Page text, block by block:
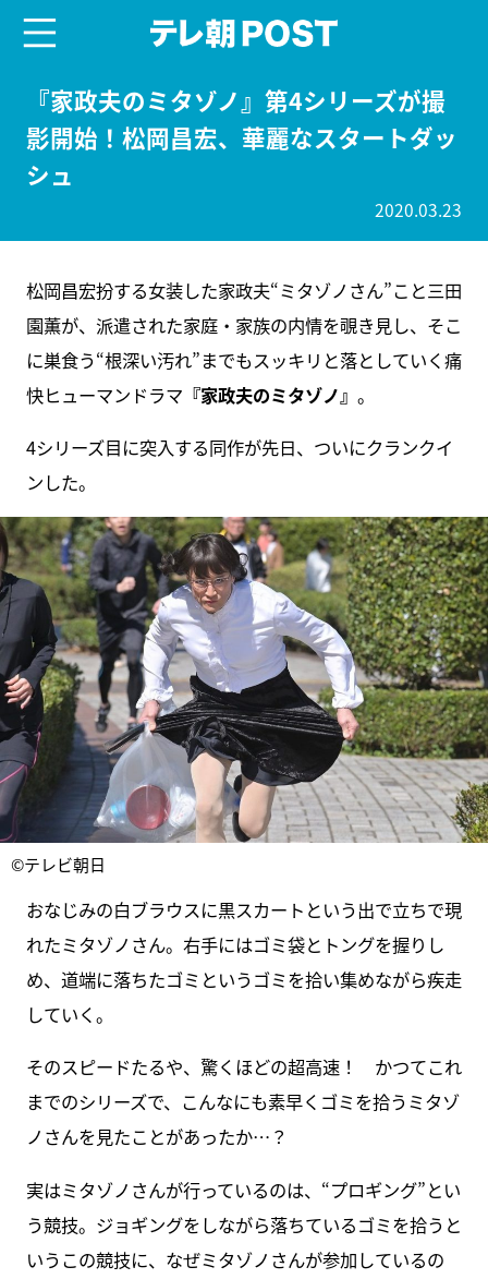
『家政夫のミタゾノ』第4シリーズが撮
影開始！松岡昌宏、華麗なスタートダッ
シュ
2020.03.23
松岡昌宏扮する女装した家政夫“ミタゾノさん”こと三田
園薫が、派遣された家庭・家族の内情を覗き見し、そこ
に巣食う“根深い汚れ”までもスッキリと落としていく痛
快ヒューマンドラマ 『家政夫のミタゾノ』 。
4シリーズ目に突入する同作が先日、ついにクランクイ
ンした。
©テレビ朝日
おなじみの白ブラウスに黒スカートという出で立ちで現
れたミタゾノさん。右手にはゴミ袋とトングを握りし
め、道端に落ちたゴミというゴミを拾い集めながら疾走
していく。
そのスピードたるや、驚くほどの超高速！ かつてこれ
までのシリーズで、こんなにも素早くゴミを拾うミタゾ
ノさんを見たことがあったか…？
実はミタゾノさんが行っているのは、“プロギング”とい
う競技。ジョギングをしながら落ちているゴミを拾うと
いうこの競技に、なぜミタゾノさんが参加しているの